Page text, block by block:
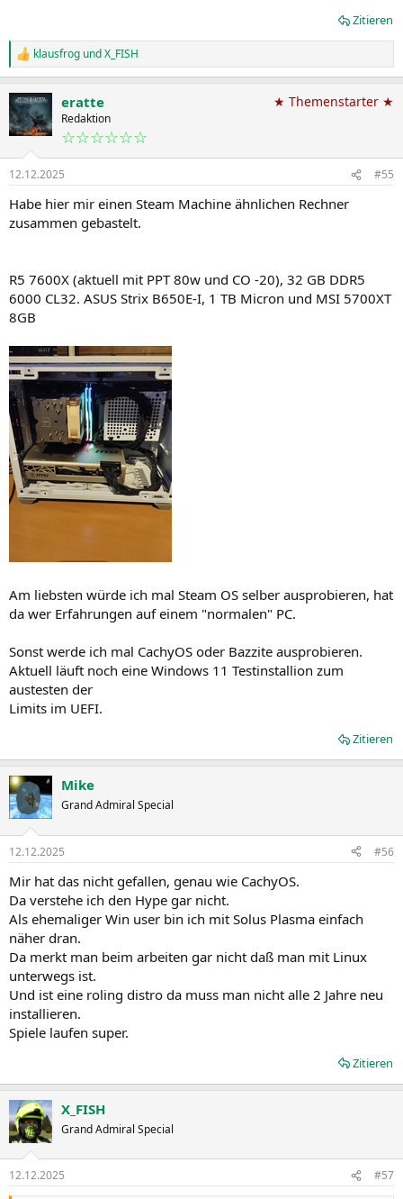
Zitieren
R
e
k
t
i
n
e
n
:
klausfrog undX_FISH
eratte
Redaktion
☆☆☆☆☆☆
★ Themenstarter ★
12.12.2025 #55
Habe hier mir einen Steam Machine ähnlichen Rechner
zusammen gebastelt.
R5 7600X (aktuell mit PPT 80w und CO -20), 32 GB DDR5
6000 CL32. ASUS Strix B650E-I, 1 TB Micron und MSI 5700XT
8GB
Am liebsten würde ich mal Steam OS selber ausprobieren, hat
da wer Erfahrungen auf einem "normalen" PC.
Sonst werde ich mal CachyOS oder Bazzite ausprobieren.
Aktuell läuft noch eine Windows 11 Testinstallion zum
austesten der
Limits im UEFI.
Zitieren
Mike
Grand Admiral Special
12.12.2025 #56
Mir hat das nicht gefallen, genau wie CachyOS.
Da verstehe ich den Hype gar nicht.
Als ehemaliger Win user bin ich mit Solus Plasma einfach
näher dran.
Da merkt man beim arbeiten gar nicht daß man mit Linux
unterwegs ist.
Und ist eine roling distro da muss man nicht alle 2 Jahre neu
installieren.
Spiele laufen super.
Zitieren
X_FISH
Grand Admiral Special
12.12.2025 #57